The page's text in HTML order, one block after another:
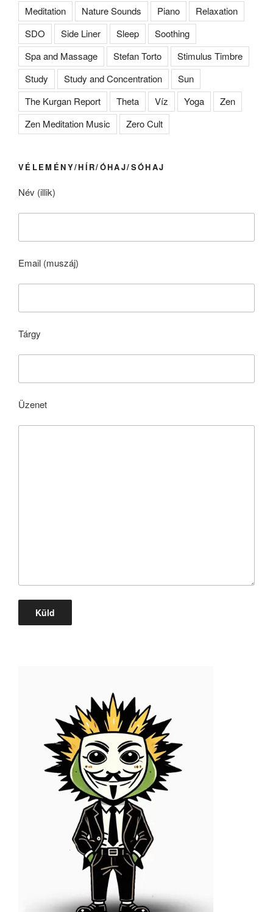
Meditation Nature Sounds Piano
Relaxation
SDO
Side Liner Sleep
Soothing
Spa and Massage
Stefan Torto
Stimulus Timbre
Study
Study and Concentration
Sun
The Kurgan Report
Theta Víz Yoga
Zen
Zen Meditation Music
Zero Cult
VÉLEMÉNY/HÍR/ÓHAJ/SÓHAJ
Név (illik)
Email (muszáj)
Tárgy
Üzenet